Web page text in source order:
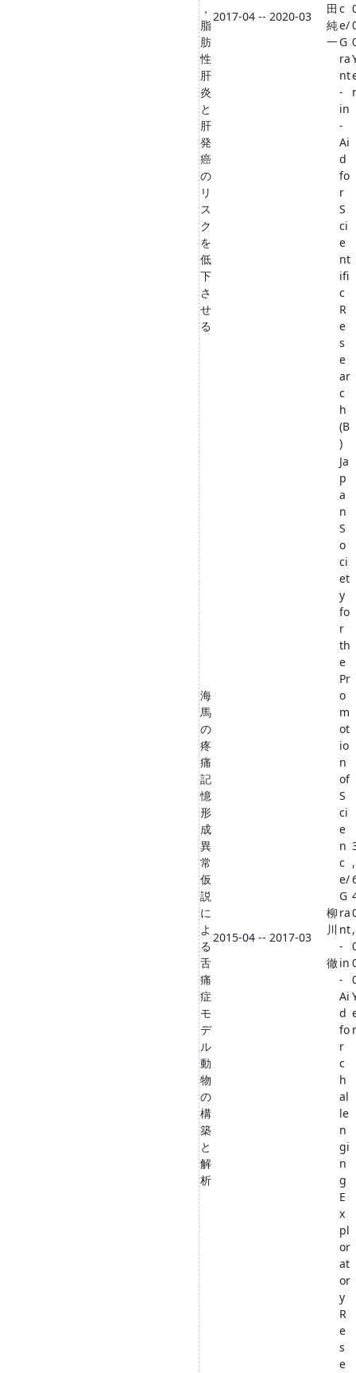
，
脂
肪
性
肝
炎
と
肝
発
癌
の
リ
ス
ク
を
低
下
さ
せ
る
2017-04 -- 2020-03
田
純
一
c
e/
G
ra
nt
-
in
-
Ai
d
fo
r
S
ci
e
nt
ifi
c
R
e
s
e
ar
c
h
(B
)
海
馬
の
疼
痛
記
憶
形
成
異
常
仮
説
に
よ
る
舌
痛
症
モ
デ
ル
動
物
の
構
築
と
解
析
2015-04 -- 2017-03
柳
川
徹
Ja
p
a
n
S
o
ci
et
y
fo
r
th
e
Pr
o
m
ot
io
n
of
S
ci
e
n
c
e/
G
ra
nt
-
in
-
Ai
d
fo
r
c
h
al
le
n
gi
n
g
E
x
pl
or
at
or
y
R
e
s
e
,
,